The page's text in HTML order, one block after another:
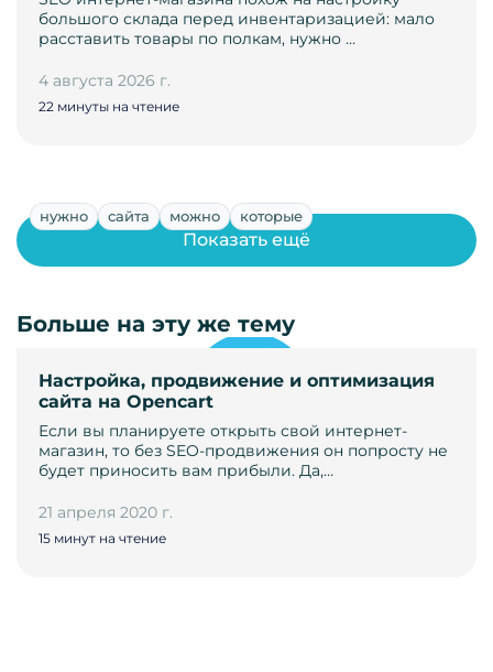
большого склада перед инвентаризацией: мало
расставить товары по полкам, нужно …
4 августа 2026 г.
22 минуты на чтение
нужно сайта можно которые
Настройка, продвижение и оптимизация
сайта на Opencart
Если вы планируете открыть свой интернет-
магазин, то без SEO-продвижения он попросту не
будет приносить вам прибыли. Да,…
21 апреля 2020 г.
15 минут на чтение
Показать ещё
Больше на эту же тему